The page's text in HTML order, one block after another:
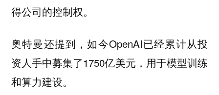
得公司的控制权。
奥特曼还提到，如今OpenAI已经累计从投
资人手中募集了1750亿美元，用于模型训练
和算力建设。